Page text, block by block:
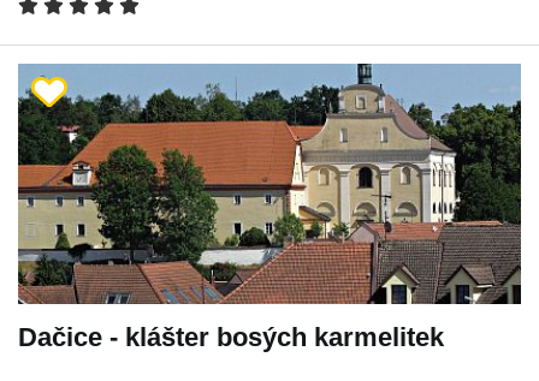
Dačice - klášter bosých karmelitek